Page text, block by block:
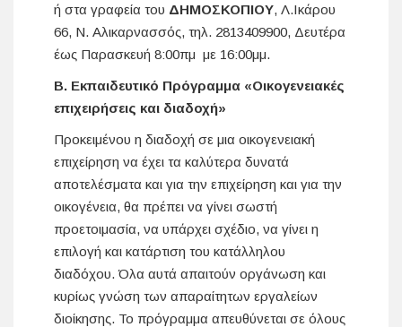
ή στα γραφεία του ΔΗΜΟΣΚΟΠΙΟΥ, Λ.Ικάρου
66, Ν. Αλικαρνασσός, τηλ. 2813409900, Δευτέρα
έως Παρασκευή 8:00πμ με 16:00μμ.
Β. Εκπαιδευτικό Πρόγραμμα «Οικογενειακές
επιχειρήσεις και διαδοχή»
Προκειμένου η διαδοχή σε μια οικογενειακή
επιχείρηση να έχει τα καλύτερα δυνατά
αποτελέσματα και για την επιχείρηση και για την
οικογένεια, θα πρέπει να γίνει σωστή
προετοιμασία, να υπάρχει σχέδιο, να γίνει η
επιλογή και κατάρτιση του κατάλληλου
διαδόχου. Όλα αυτά απαιτούν οργάνωση και
κυρίως γνώση των απαραίτητων εργαλείων
διοίκησης. Το πρόγραμμα απευθύνεται σε όλους